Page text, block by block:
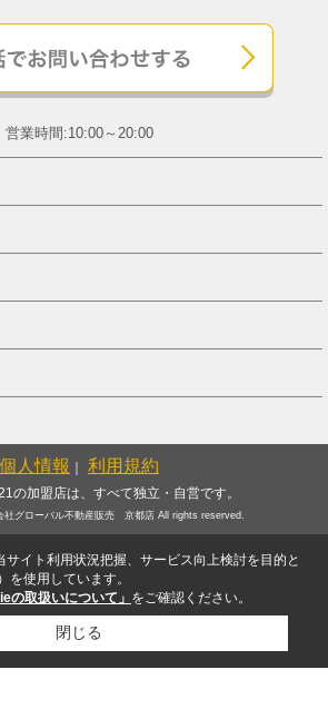
営業時間:10:00～20:00
個人情報 利用規約
の加盟店は、すべて独立・自営です。
社グローバル不動産販売 京都店 All rights reserved.
サイト利用状況把握、サービス向上検討を目的と
を使用しています。
の取扱いについて」 をご確認ください。
閉じる